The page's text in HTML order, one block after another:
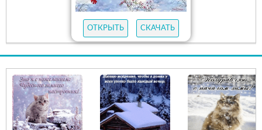
ОТКРЫТЬ СКАЧАТЬ